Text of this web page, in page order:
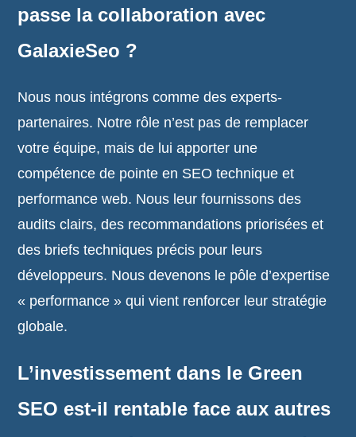
passe la collaboration avec
GalaxieSeo ?
Nous nous intégrons comme des experts-
partenaires. Notre rôle n’est pas de remplacer
votre équipe, mais de lui apporter une
compétence de pointe en SEO technique et
performance web. Nous leur fournissons des
audits clairs, des recommandations priorisées et
des briefs techniques précis pour leurs
développeurs. Nous devenons le pôle d’expertise
« performance » qui vient renforcer leur stratégie
globale.
L’investissement dans le Green
SEO est-il rentable face aux autres